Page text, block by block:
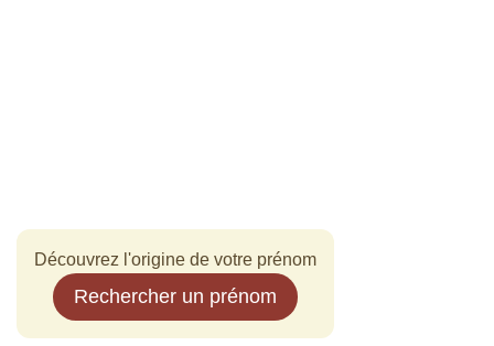
Découvrez l'origine de votre prénom
Rechercher un prénom